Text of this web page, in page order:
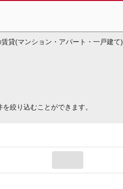
貸(マンション・アパート・一戸建て)
絞り込むことができます。